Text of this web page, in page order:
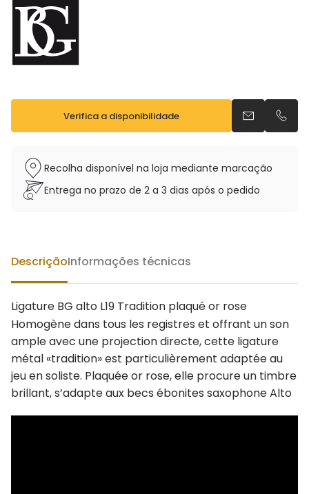
Verifica a disponibilidade Envia um e-
Recolha disponível na loja mediante marcação
Entrega no prazo de 2 a 3 dias após o pedido
DescriçãoInformações técnicas
Ligature BG alto L19 Tradition plaqué or rose
Homogène dans tous les registres et offrant un son
ample avec une projection directe, cette ligature
métal «tradition» est particulièrement adaptée au
jeu en soliste. Plaquée or rose, elle procure un timbre
brillant, s’adapte aux becs ébonites saxophone Alto